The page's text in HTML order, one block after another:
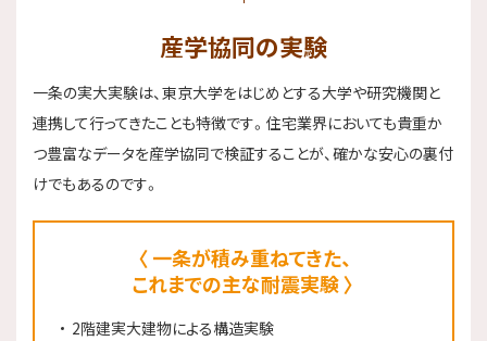
産学協同の実験
一条の実大実験は、東京大学をはじめとする大学や研究機関と
連携して行ってきたことも特徴です。住宅業界においても貴重か
つ豊富なデータを産学協同で検証することが、確かな安心の裏付
けでもあるのです。
一条が積み重ねてきた、
これまでの主な耐震実験
2階建実大建物による構造実験